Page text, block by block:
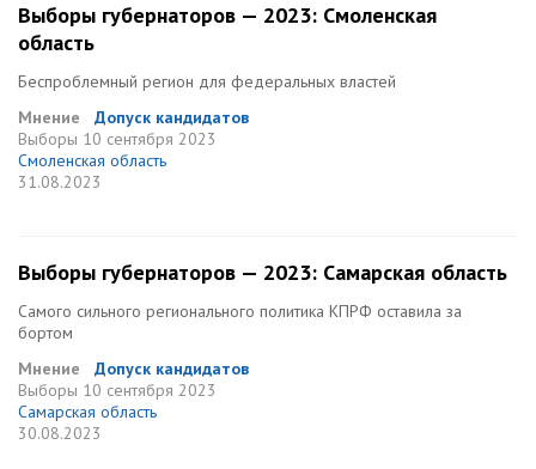
Выборы губернаторов — 2023: Смоленская
область
Беспроблемный регион для федеральных властей
Мнение
Допуск кандидатов
Выборы 10 сентября 2023
Смоленская область
31.08.2023
Выборы губернаторов — 2023: Самарская область
Самого сильного регионального политика КПРФ оставила за
бортом
Мнение
Допуск кандидатов
Выборы 10 сентября 2023
Самарская область
30.08.2023